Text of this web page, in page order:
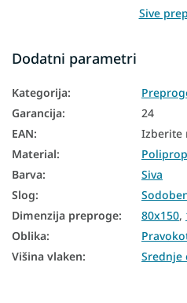
Sive
Preproge
Preproge
Dodatni parametri
Kategorija:
Garancija:
24
EAN:
Izberite
Material:
Barva:
Siva
Slog:
Dimenzija preproge: 80x150,
Oblika:
Višina vlaken: Srednje